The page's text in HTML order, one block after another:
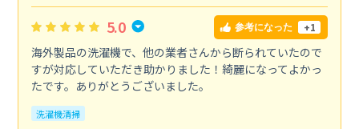
5.0 参考になった +1
海外製品の洗濯機で、他の業者さんから断られていたので
すが対応していただき助かりました！綺麗になってよかっ
たです。ありがとうございました。
洗濯機清掃